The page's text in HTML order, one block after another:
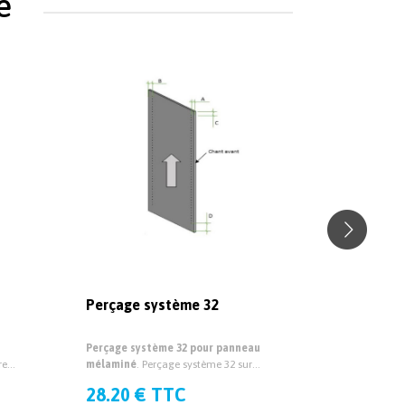
Perçage système 32
Perçage système 32 pour panneau
mélaminé. Perçage système 32 sur
épaisseur 19mm et 38mm.
28.20 € TTC